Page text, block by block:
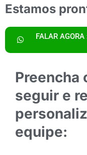
Estamos
FALAR
Preencha
seguir e
equipe: